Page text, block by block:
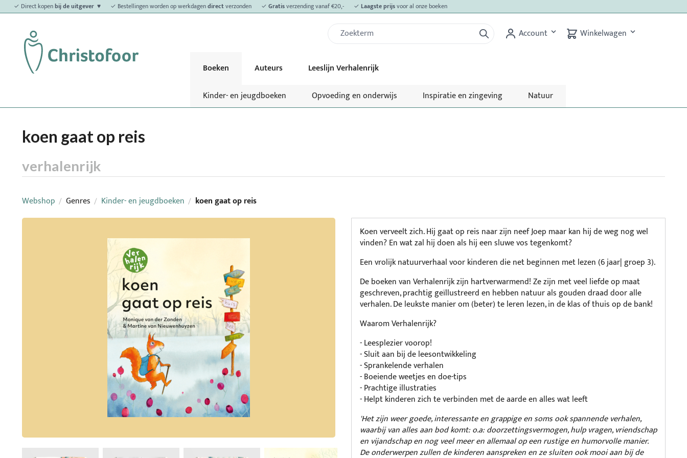
✓ Direct kopenbij de uitgever ♥ ✓ Bestellingen worden op werkdagendirectverzonden ✓ Gratisverzending vanaf €20,- ✓ Laagste prijsvoor al onze boeken
Account Winkelwagen
Boeken Auteurs
Leeslijn Verhalenrijk
Kinder- en jeugdboeken
Opvoeding en onderwijs Inspiratie en zingeving Natuur
koen gaat op reis
verhalenrijk
Webshop / Genres / Kinder- en jeugdboeken / koen gaat op reis
Koen verveelt zich. Hij gaat op reis naar zijn neef Joep maar kan hij de weg nog wel
vinden? En wat zal hij doen als hij een sluwe vos tegenkomt?
Een vrolijk natuurverhaal voor kinderen die net beginnen met lezen (6 jaar| groep 3).
De boeken van Verhalenrijk zijn hartverwarmend! Ze zijn met veel liefde op maat
geschreven, prachtig geïllustreerd en hebben natuur als gouden draad door alle
verhalen. De leukste manier om (beter) te leren lezen, in de klas of thuis op de bank!
Waarom Verhalenrijk?
- Leesplezier voorop!
- Sluit aan bij de leesontwikkeling
- Sprankelende verhalen
- Boeiende weetjes en doe-tips
- Prachtige illustraties
- Helpt kinderen zich te verbinden met de aarde en alles wat leeft
'Het zijn weer goede, interessante en grappige en soms ook spannende verhalen,
waarbij van alles aan bod komt: o.a: doorzettingsvermogen, hulp vragen, vriendschap
en vijandschap en nog veel meer en allemaal op een rustige en humorvolle manier.
De onderwerpen zullen de kinderen aanspreken en ze sluiten ook mooi aan bij de